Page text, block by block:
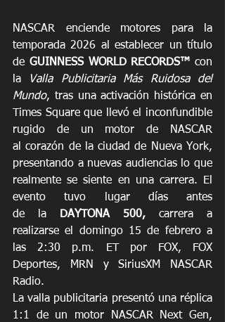
NASCAR enciende motores para la
temporada 2026 al establecer un título
de GUINNESS WORLD RECORDS™ con
la
Valla Publicitaria Más Ruidosa del
Mundo, tras una activación histórica en
Times Square que llevó el inconfundible
rugido de un motor de NASCAR
al corazón de la ciudad de Nueva York,
presentando a nuevas audiencias lo que
realmente se siente en una carrera. El
evento tuvo lugar días antes
de la
DAYTONA 500, carrera a
realizarse el domingo 15 de febrero a
las 2:30 p.m. ET por FOX, FOX
Deportes, MRN y SiriusXM NASCAR
Radio.
La valla publicitaria presentó una réplica
1:1 de un motor NASCAR Next Gen,